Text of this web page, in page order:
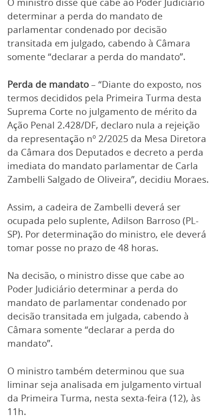
O ministro disse que cabe ao Poder Judiciário
determinar a perda do mandato de
parlamentar condenado por decisão
transitada em julgado, cabendo à Câmara
somente “declarar a perda do mandato”.
Perda de mandato– “Diante do exposto, nos
termos decididos pela Primeira Turma desta
Suprema Corte no julgamento de mérito da
Ação Penal 2.428/DF, declaro nula a rejeição
da representação nº 2/2025 da Mesa Diretora
da Câmara dos Deputados e decreto a perda
imediata do mandato parlamentar de Carla
Zambelli Salgado de Oliveira”, decidiu Moraes.
Assim, a cadeira de Zambelli deverá ser
ocupada pelo suplente, Adilson Barroso (PL-
SP). Por determinação do ministro, ele deverá
tomar posse no prazo de 48 horas.
Na decisão, o ministro disse que cabe ao
Poder Judiciário determinar a perda do
mandato de parlamentar condenado por
decisão transitada em julgada, cabendo à
Câmara somente “declarar a perda do
mandato”.
O ministro também determinou que sua
liminar seja analisada em julgamento virtual
da Primeira Turma, nesta sexta-feira (12), às
11h.